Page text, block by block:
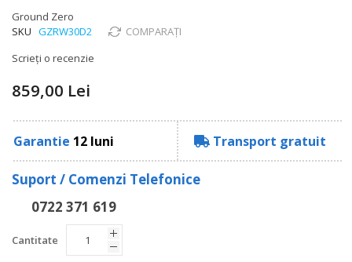
beginning
of
images
Ground Zero
SKU GZRW30D2
COMPARAȚI
Scrieți o recenzie
859,00 Lei
Garantie 12 luni Transport gratuit
Suport / Comenzi Telefonice
0722 371 619
Cantitate